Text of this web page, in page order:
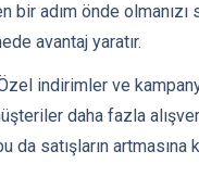
bir adım önde olmanızı
avantaj yaratır.
indirimler ve
daha fazla
da satışların artmasına